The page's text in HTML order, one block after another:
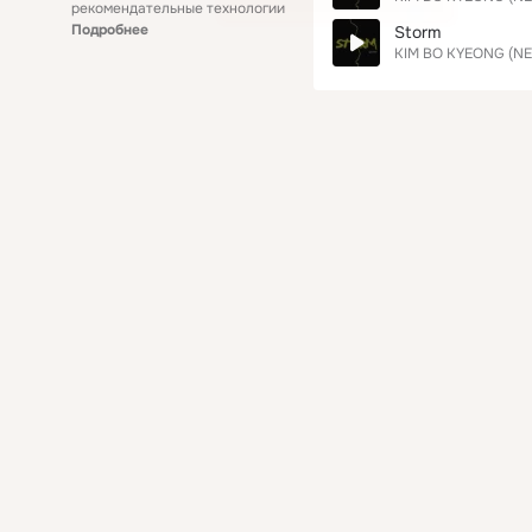
рекомендательные технологии
Подробнее
Storm
KIM BO KYEONG